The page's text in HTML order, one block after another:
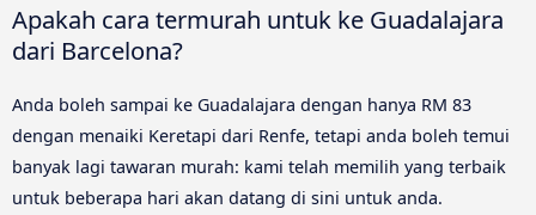
Apakah cara termurah untuk ke Guadalajara
dari Barcelona?
Anda boleh sampai ke Guadalajara dengan hanya RM 83
dengan menaiki Keretapi dari Renfe, tetapi anda boleh temui
banyak lagi tawaran murah: kami telah memilih yang terbaik
untuk beberapa hari akan datang di sini untuk anda.